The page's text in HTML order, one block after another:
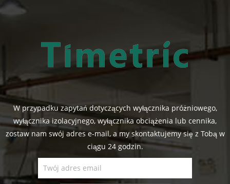
W przypadku zapytań dotyczących wyłącznika próżniowego,
wyłącznika izolacyjnego, wyłącznika obciążenia lub cennika,
zostaw nam swój adres e-mail, a my skontaktujemy się z Tobą w
ciągu 24 godzin.